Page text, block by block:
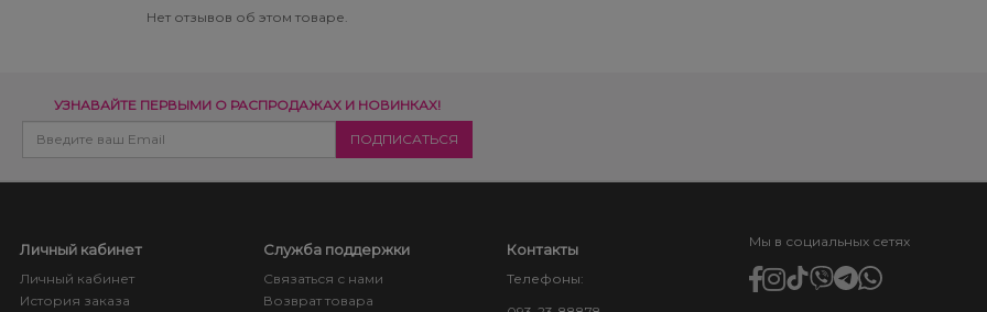
Нет отзывов об этом товаре.
УЗНАВАЙТЕ ПЕРВЫМИ О РАСПРОДАЖАХ И НОВИНКАХ!
Личный кабинет
Личный кабинет
История заказа
Служба поддержки
Связаться с нами
Возврат товара
Контакты
Телефоны:
Мы в социальных сетях